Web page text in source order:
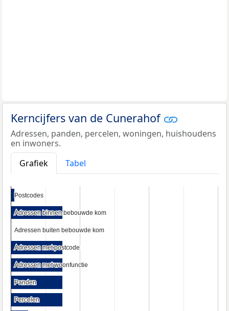
Kerncijfers van de Cunerahof
Adressen, panden, percelen, woningen, huishoudens
en inwoners.
Grafiek
Tabel
Postcodes
Postcodes
Adressen binnen bebouwde kom
Adressen binnen bebouwde kom
Adressen buiten bebouwde kom
Adressen buiten bebouwde kom
Adressen met postcode
Adressen met postcode
Adressen met woonfunctie
Adressen met woonfunctie
Panden
Panden
Percelen
Percelen